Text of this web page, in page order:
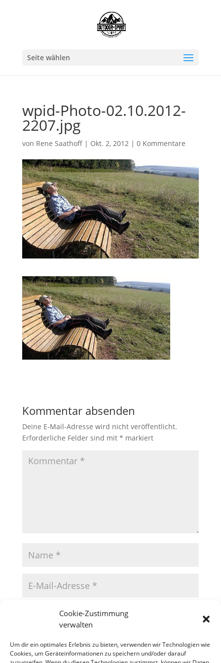
Cookie-Zustimmung
verwalten
Um dir ein optimales Erlebnis zu bieten, verwenden wir Technologien wie
Cookies, um Geräteinformationen zu speichern und/oder darauf
Seite wählen
wpid-Photo-02.10.2012-
2207.jpg
von Rene Saathoff| Okt. 2, 2012| 0 Kommentare
Kommentar absenden
Deine E-Mail-Adresse wird nicht veröffentlicht.
Erforderliche Felder sind mit * markiert